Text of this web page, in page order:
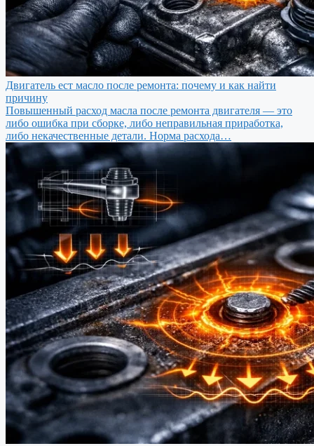
Двигатель ест масло после ремонта: почему и как найти
причину
Повышенный расход масла после ремонта двигателя — это
либо ошибка при сборке, либо неправильная приработка,
либо некачественные детали. Норма расхода…